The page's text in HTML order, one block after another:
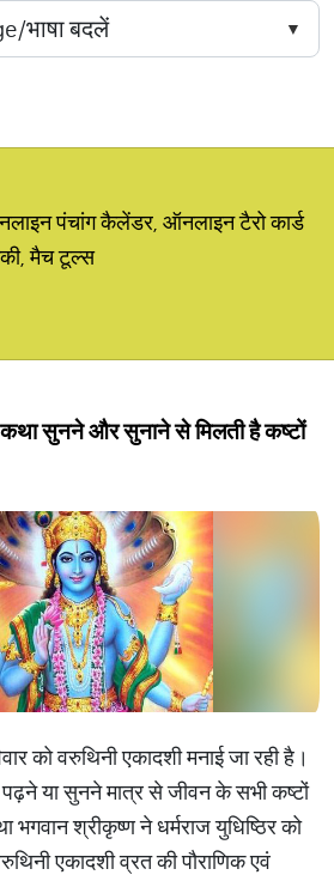
पंचांग कैलेंडर, ऑनलाइन टैरो कार्ड
मैच टूल्स
कथा सुनने और सुनाने से मिलती है कष्टों
को वरुथिनी एकादशी मनाई जा रही है।
या सुनने मात्र से जीवन के सभी कष्‍टों
श्रीकृष्ण ने धर्मराज युधिष्ठिर को
एकादशी व्रत की पौराणिक एवं